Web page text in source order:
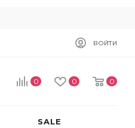
ВОЙТИ
0 0 0
SALE